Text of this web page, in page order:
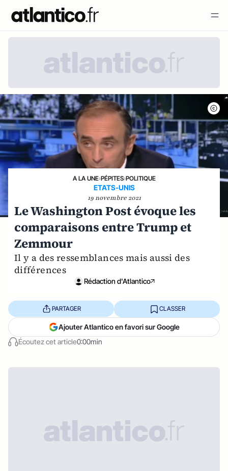
A LA UNE›PÉPITES›POLITIQUE
ETATS-UNIS
19 novembre 2021
Le Washington Post évoque les
comparaisons entre Trump et
Zemmour
Il y a des ressemblances mais aussi des
différences
Rédaction d'Atlantico
Écoutez cet article0:00min
PARTAGER CLASSER
Ajouter Atlantico en favori sur Google